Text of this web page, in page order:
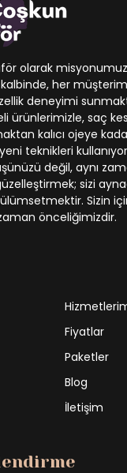
olarak
her
deneyimi
ürünlerimizle, saç
kalıcı ojeye
teknikleri
değil, aynı
sizi
Sizin
önceliğimizdir.
Fiyatlar
Paketler
Blog
İletişim